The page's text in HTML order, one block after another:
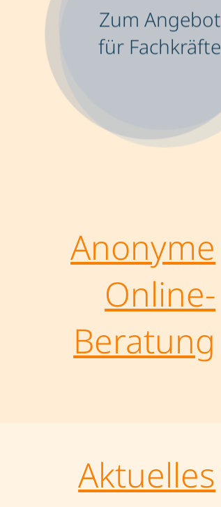
Zum Angebot
für Fachkräfte
Anonyme
Online-
Beratung
Aktuelles